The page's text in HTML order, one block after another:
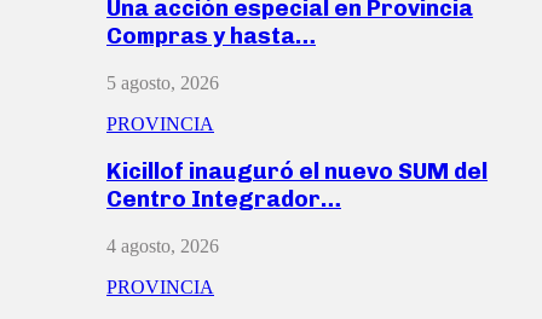
Una acción especial en Provincia
Compras y hasta…
5 agosto, 2026
PROVINCIA
Kicillof inauguró el nuevo SUM del
Centro Integrador…
4 agosto, 2026
PROVINCIA